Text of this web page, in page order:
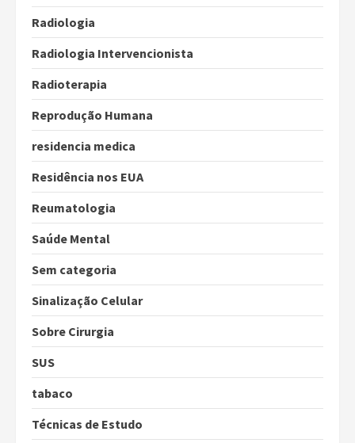
Radiologia
Radiologia Intervencionista
Radioterapia
Reprodução Humana
residencia medica
Residência nos EUA
Reumatologia
Saúde Mental
Sem categoria
Sinalização Celular
Sobre Cirurgia
SUS
tabaco
Técnicas de Estudo